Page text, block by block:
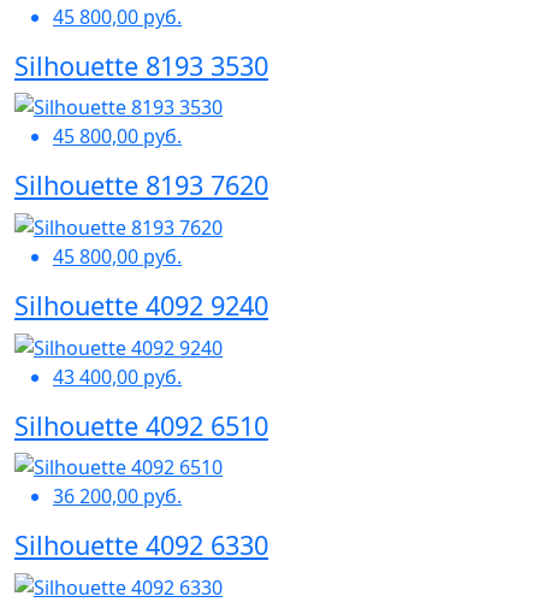
45 800,00 руб.
Silhouette 8193 3530
45 800,00 руб.
Silhouette 8193 7620
45 800,00 руб.
Silhouette 4092 9240
43 400,00 руб.
Silhouette 4092 6510
36 200,00 руб.
Silhouette 4092 6330